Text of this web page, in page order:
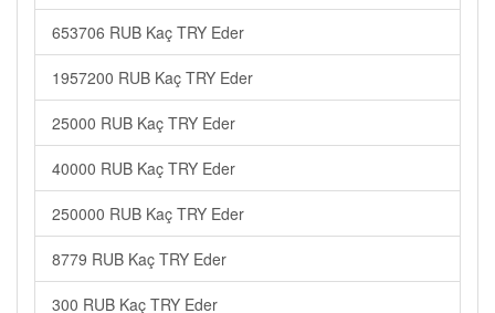
653706 RUB Kaç TRY Eder
1957200 RUB Kaç TRY Eder
25000 RUB Kaç TRY Eder
40000 RUB Kaç TRY Eder
250000 RUB Kaç TRY Eder
8779 RUB Kaç TRY Eder
300 RUB Kaç TRY Eder